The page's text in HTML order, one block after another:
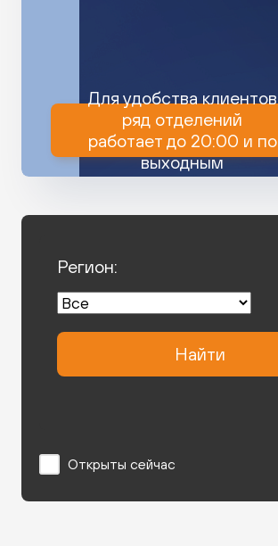
Для удобства клиентов
ряд отделений
работает до 20:00 и по
выходным
Регион:
Найти
Открыты сейчас